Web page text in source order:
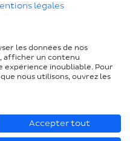
légales
les données de nos
afficher un contenu
expérience inoubliable. Pour
nous utilisons, ouvrez les
Accepter tout